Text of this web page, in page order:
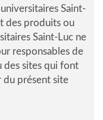
Saint-
des produits ou
Saint-Luc ne
responsables de
des sites qui font
du présent site